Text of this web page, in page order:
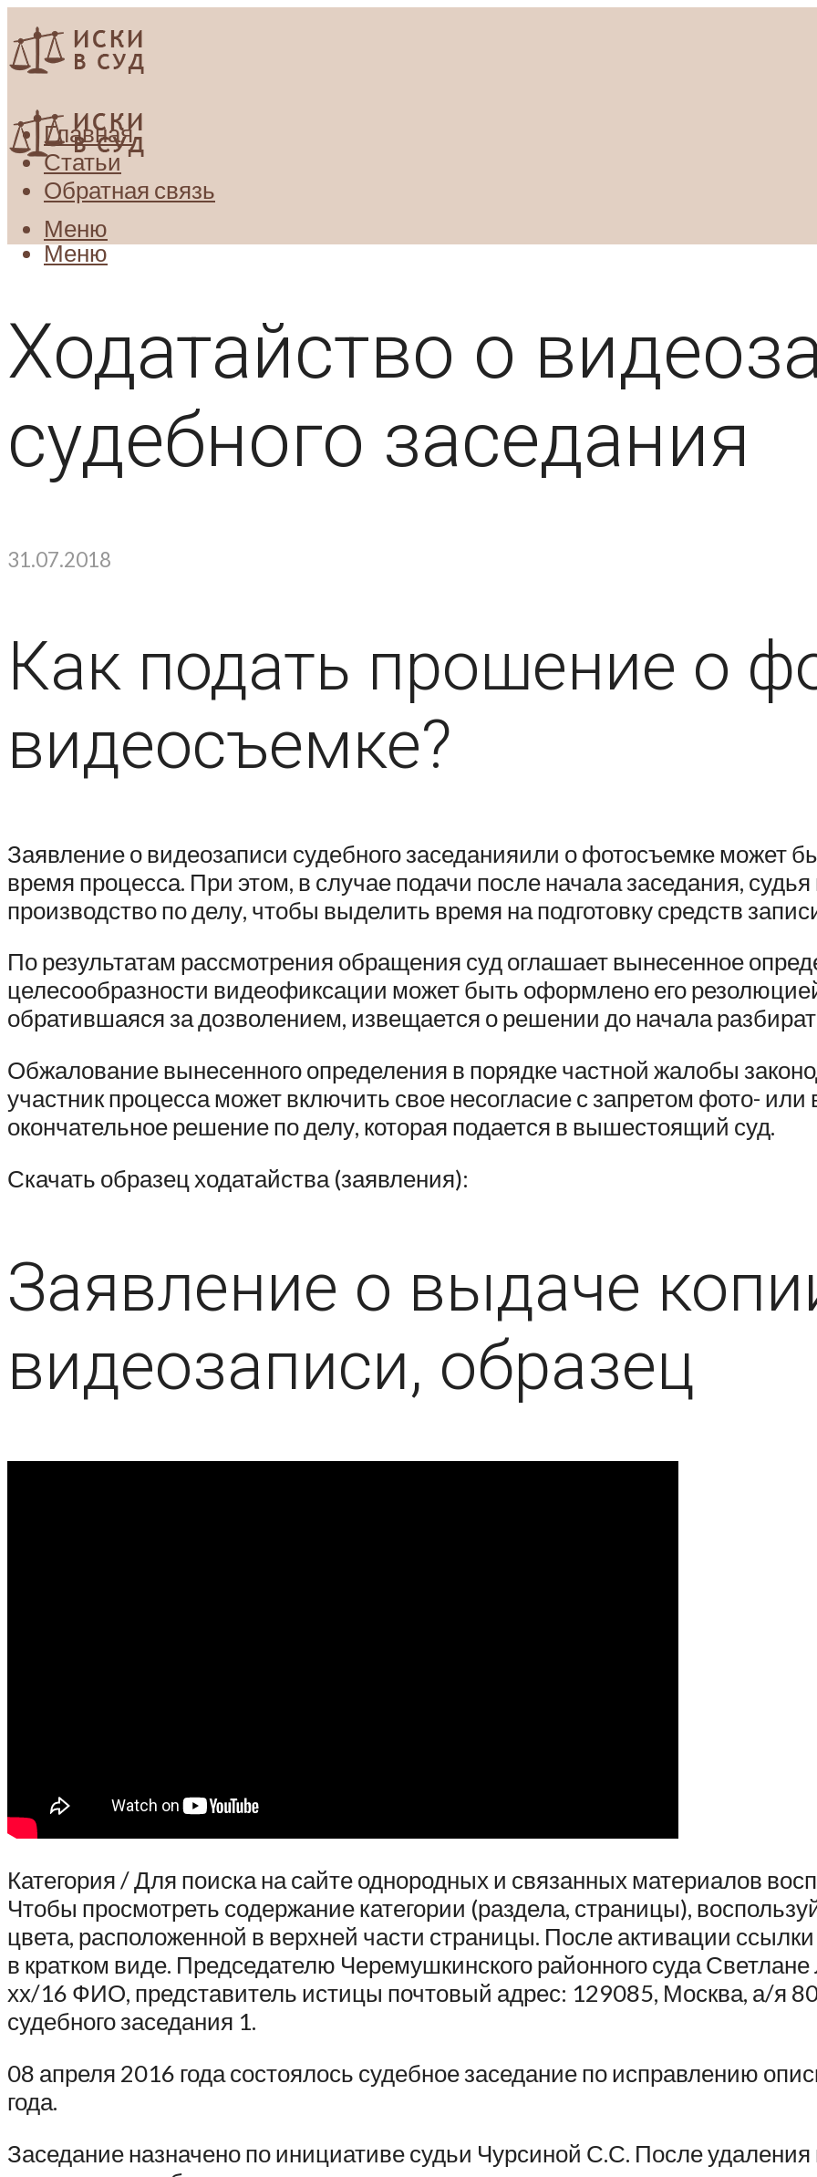
Главная
Статьи
Обратная связь
Меню
Меню
Ходатайство о
судебного заседания
31.07.2018
Как подать прошение о
видеосъемке?
Заявление о видеозаписи судебного заседанияили о фотосъемке может
время процесса. При этом, в случае подачи после начала заседания,
производство по делу, чтобы выделить время на подготовку средств
По результатам рассмотрения обращения суд оглашает вынесенное
целесообразности видеофиксации может быть оформлено его
обратившаяся за дозволением, извещается о решении до начала
Обжалование вынесенного определения в порядке частной жалобы
участник процесса может включить свое несогласие с запретом фото-
окончательное решение по делу, которая подается в вышестоящий суд.
Скачать образец ходатайства (заявления):
Заявление о выдаче
видеозаписи, образец
Категория / Для поиска на сайте однородных и связанных материалов
Чтобы просмотреть содержание категории (раздела, страницы),
цвета, расположенной в верхней части страницы. После активации ссылки
в кратком виде. Председателю Черемушкинского районного суда
хх/16 ФИО, представитель истицы почтовый адрес: 129085, Москва, а/я
судебного заседания 1.
08 апреля 2016 года состоялось судебное заседание по исправлению
года.
Заседание назначено по инициативе судьи Чурсиной С.С. После